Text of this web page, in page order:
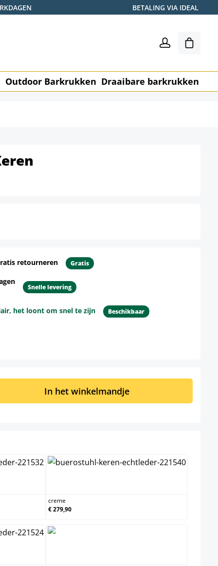
BETALING VIA IDEAL
Outdoor Barkrukken Draaibare barkrukken
retourneren Gratis
Snelle levering
het loont om snel te zijn Beschikbaar
Voer de gewenste hoeveelheid in
In het winkelmandje
creme
€ 279,90